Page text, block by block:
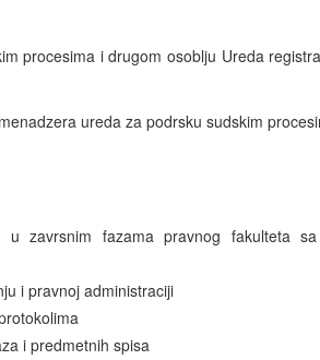
procesima i drugom osoblju Ureda
ureda za podrsku sudskim
u zavrsnim fazama pravnog fakulteta sa
i pravnoj administraciji
i predmetnih spisa